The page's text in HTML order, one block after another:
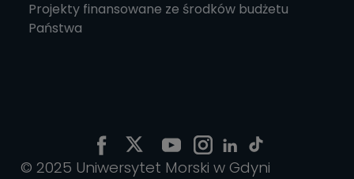
Projekty finansowane ze środków budżetu
Państwa
© 2025 Uniwersytet Morski w Gdyni